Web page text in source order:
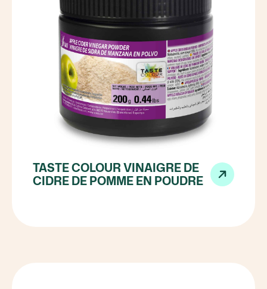
TASTE COLOUR VINAIGRE DE
CIDRE DE POMME EN POUDRE